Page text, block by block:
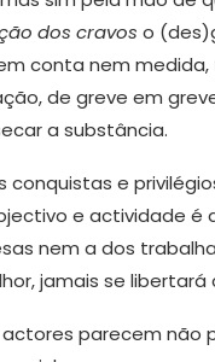
dos cravos o
conta nem
de greve em
a substância.
e
e actividade
nem a dos
jamais se libertará
parecem